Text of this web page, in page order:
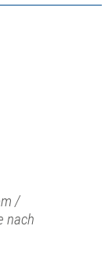
/
nach